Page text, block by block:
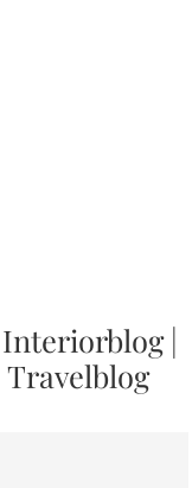
Interiorblog|
Travelblog